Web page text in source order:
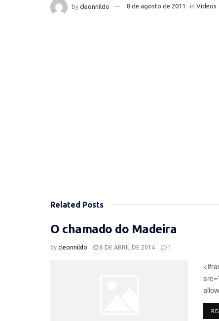
by cleonnildo 8 de agosto de 2011 in Vídeos
Related Posts
O chamado do Madeira
by cleonnildo 6 DE ABRIL DE 2014 1